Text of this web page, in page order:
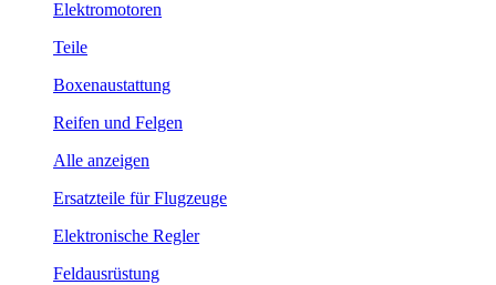
Elektromotoren
Teile
Boxenaustattung
Reifen und Felgen
Alle anzeigen
Ersatzteile für Flugzeuge
Elektronische Regler
Feldausrüstung